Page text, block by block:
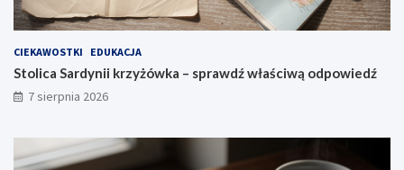
CIEKAWOSTKI EDUKACJA
Stolica Sardynii krzyżówka – sprawdź właściwą odpowiedź
7 sierpnia 2026